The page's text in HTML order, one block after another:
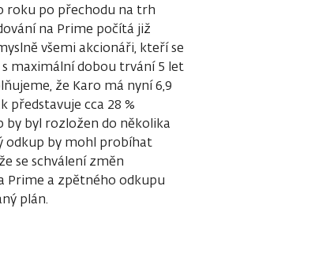
roku po přechodu na trh
na Prime počítá již
všemi akcionáři, kteří se
maximální dobou trvání 5 let
že Karo má nyní 6,9
představuje cca 28 %
by byl rozložen do několika
odkup by mohl probíhat
se schválení změn
Prime a zpětného odkupu
plán.